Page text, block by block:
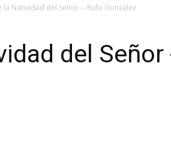
la Natividad del Señor -- Rufo González
del Señor